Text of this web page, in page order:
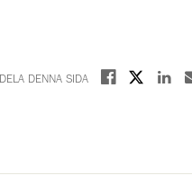
DELA DENNA SIDA Dela påDela på X
Dela